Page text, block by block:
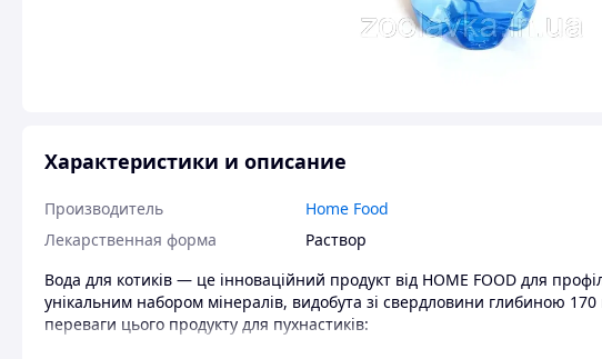
Характеристики и описание
Производитель
Home Food
Лекарственная форма
Раствор
Вода для котиків — це інноваційний продукт від HOME FOOD для
унікальним набором мінералів, видобута зі свердловини глибиною
переваги цього продукту для пухнастиків: